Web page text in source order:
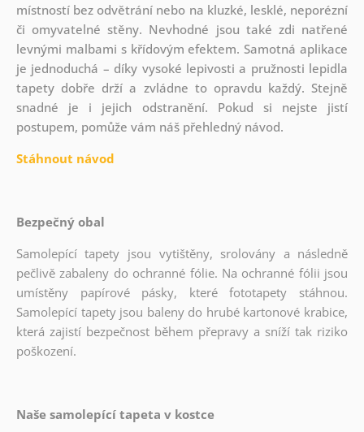
místností bez odvětrání nebo na kluzké, lesklé, neporézní
či omyvatelné stěny. Nevhodné jsou také zdi natřené
levnými malbami s křídovým efektem. Samotná aplikace
je jednoduchá – díky vysoké lepivosti a pružnosti lepidla
tapety dobře drží a zvládne to opravdu každý. Stejně
snadné je i jejich odstranění. Pokud si nejste jistí
postupem, pomůže vám náš přehledný návod.
Stáhnout návod
Bezpečný obal
Samolepící tapety jsou vytištěny, srolovány a následně
pečlivě zabaleny do ochranné fólie. Na ochranné fólii jsou
umístěny papírové pásky, které fototapety stáhnou.
Samolepící tapety jsou baleny do hrubé kartonové krabice,
která zajistí bezpečnost během přepravy a sníží tak riziko
poškození.
Naše samolepící tapeta v kostce